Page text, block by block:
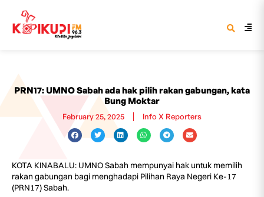
PRN17: UMNO Sabah ada hak pilih rakan gabungan, kata
Bung Moktar
February 25, 2025 Info X Reporters
KOTA KINABALU: UMNO Sabah mempunyai hak untuk memilih
rakan gabungan bagi menghadapi Pilihan Raya Negeri Ke-17
(PRN17) Sabah.